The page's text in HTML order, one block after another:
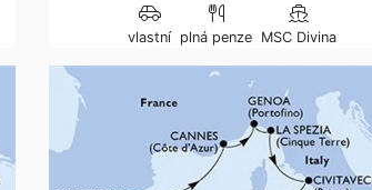
vlastní plná penze MSC Divina